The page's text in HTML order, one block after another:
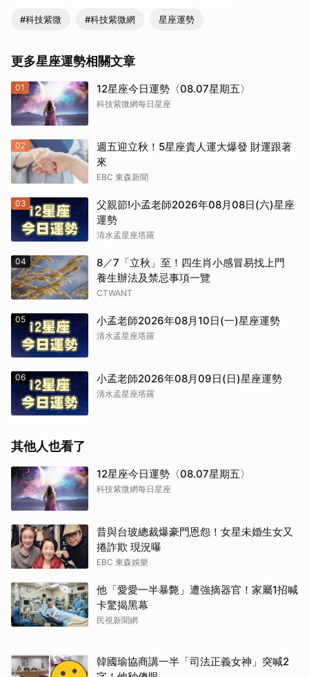
#科技紫微 #科技紫微網 星座運勢
更多星座運勢相關文章
01 12星座今日運勢〈08.07星期五〉
科技紫微網每日星座
02
週五迎立秋！5星座貴人運大爆發 財運跟著
來
EBC 東森新聞
03
父親節!小孟老師2026年08月08日(六)星座
運勢
清水孟星座塔羅
04
8／7「立秋」至！四生肖小感冒易找上門
養生辦法及禁忌事項一覽
CTWANT
05 小孟老師2026年08月10日(一)星座運勢
清水孟星座塔羅
06 小孟老師2026年08月09日(日)星座運勢
清水孟星座塔羅
其他人也看了
12星座今日運勢〈08.07星期五〉
科技紫微網每日星座
昔與台玻總裁爆豪門恩怨！女星未婚生女又
捲詐欺 現況曝
EBC 東森娛樂
他「愛愛一半暴斃」遭強摘器官！家屬1招喊
卡驚揭黑幕
民視新聞網
韓國瑜協商講一半「司法正義女神」突喊2